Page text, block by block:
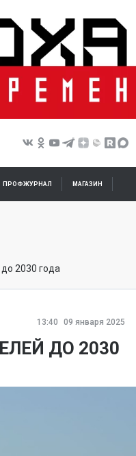
ПРОФЖУРНАЛ МАГАЗИН
2030 года
13:40 09 января 2025
ДО 2030